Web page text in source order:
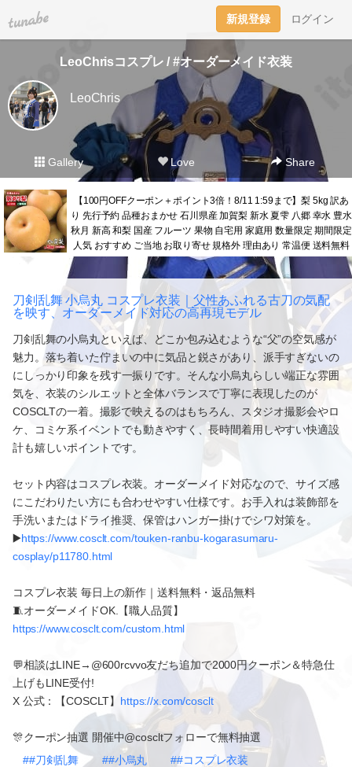
tuna.be 新規登録 ログイン
LeoChrisコスプレ / #オーダーメイド衣装
LeoChris
Gallery Love Share
【100円OFFクーポン＋ポイント3倍！8/11 1:59まで】梨 5kg 訳あ
り 先行予約 品種おまかせ 石川県産 加賀梨 新水 夏雫 八郷 幸水 豊水
秋月 新高 和梨 国産 フルーツ 果物 自宅用 家庭用 数量限定 期間限定
人気 おすすめ ご当地 お取り寄せ 規格外 理由あり 常温便 送料無料
刀剣乱舞 小烏丸 コスプレ衣装｜父性あふれる古刀の気配
を映す、オーダーメイド対応の高再現モデル
刀剣乱舞の小烏丸といえば、どこか包み込むような“父”の空気感が
魅力。落ち着いた佇まいの中に気品と鋭さがあり、派手すぎないの
にしっかり印象を残す一振りです。そんな小烏丸らしい端正な雰囲
気を、衣装のシルエットと全体バランスで丁寧に表現したのが
COSCLTの一着。撮影で映えるのはもちろん、スタジオ撮影会やロ
ケ、コミケ系イベントでも動きやすく、長時間着用しやすい快適設
計も嬉しいポイントです。
セット内容はコスプレ衣装。オーダーメイド対応なので、サイズ感
にこだわりたい方にも合わせやすい仕様です。お手入れは装飾部を
手洗いまたはドライ推奨、保管はハンガー掛けでシワ対策を。
▶️https://www.cosclt.com/touken-ranbu-kogarasumaru-
cosplay/p11780.html
コスプレ衣装 毎日上の新作｜送料無料・返品無料
🧵オーダーメイドOK.【職人品質】
https://www.cosclt.com/custom.html
💬相談はLINE→@600rcvvo友だち追加で2000円クーポン＆特急仕
上げもLINE受付!
X 公式：【COSCLT】 https://x.com/cosclt
🎊クーポン抽選 開催中@coscltフォローで無料抽選
##刀剣乱舞
##小烏丸 ##コスプレ衣装